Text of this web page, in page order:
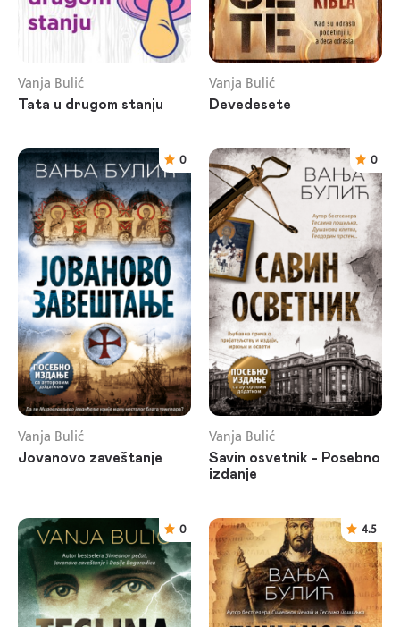
Vanja Bulić
Tata u drugom stanju
Vanja Bulić
Devedesete
0
Vanja Bulić
Jovanovo zaveštanje
0
Vanja Bulić
Savin osvetnik - Posebno
izdanje
0 4.5